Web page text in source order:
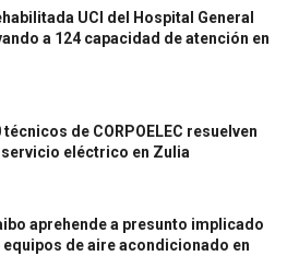
UCI del Hospital General
a 124 capacidad de atención en
técnicos de CORPOELEC resuelven
eléctrico en Zulia
aprehende a presunto implicado
equipos de aire acondicionado en